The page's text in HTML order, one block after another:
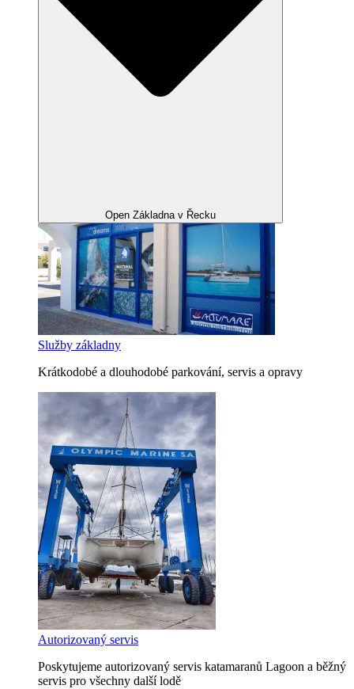
Open Základna v Řecku
Služby základny
Krátkodobé a dlouhodobé parkování, servis a opravy
Autorizovaný servis
Poskytujeme autorizovaný servis katamaranů Lagoon a běžný
servis pro všechny další lodě